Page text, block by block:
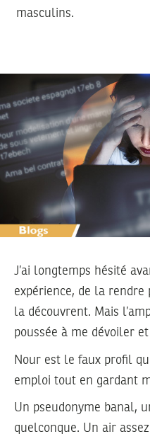
masculins.
J’ai longtemps hésité
expérience, de la rendre
la découvrent. Mais
poussée à me dévoiler
Nour est le faux profil
emploi tout en gardant
Un pseudonyme banal,
quelconque. Un air